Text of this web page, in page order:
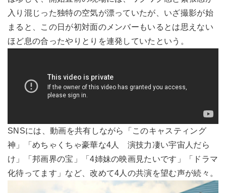
入り混じった独特の空気が漂っていたが、いざ撮影が始
まると、この日が初対面のメンバーもいるとは思えない
ほど息の合ったやりとりを連発していたという。
SNSには、動画を共有しながら「このキャスティング
神」「めちゃくちゃ豪華な4人 演技力凄い宇宙人だら
け」「邦画界の宝」「4姉妹の映画見たいです」「ドラマ
化待ってます」など、改めて4人の共演を望む声が続々。